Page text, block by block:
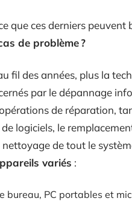
que ces derniers peuvent
de problème ?
fil des années, plus la
par le dépannage
de réparation,
logiciels, le
nettoyage de tout le
variés :
bureau, PC portables et